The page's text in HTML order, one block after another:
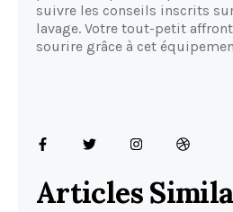
suivre les conseils inscrits
lavage. Votre tout-petit
sourire grâce à cet
Articles